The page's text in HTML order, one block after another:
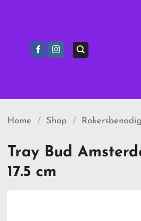
Home / Shop /
Tray Bud
17.5 cm